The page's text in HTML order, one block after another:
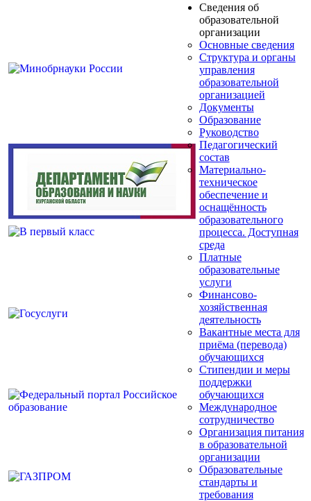
Сведения об
образовательной
организации
Основные сведения
Структура и органы
управления
образовательной
организацией
Документы
Образование
Руководство
Педагогический
состав
Материально-
техническое
обеспечение и
оснащённость
образовательного
процесса. Доступная
среда
Платные
образовательные
услуги
Финансово-
хозяйственная
деятельность
Вакантные места для
приёма (перевода)
обучающихся
Стипендии и меры
поддержки
обучающихся
Международное
сотрудничество
Организация питания
в образовательной
организации
Образовательные
стандарты и
требования